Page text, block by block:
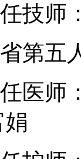
师
五
医师